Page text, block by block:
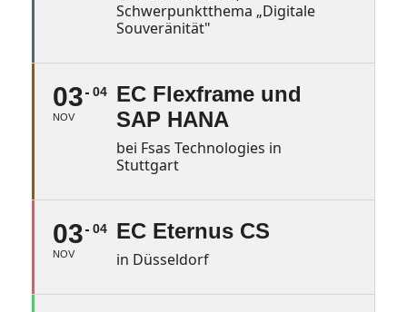
Schwerpunktthema „Digitale
Souveränität"
03
NOV
04
EC Flexframe und
SAP HANA
bei Fsas Technologies in
Stuttgart
03
NOV
04 EC Eternus CS
in Düsseldorf